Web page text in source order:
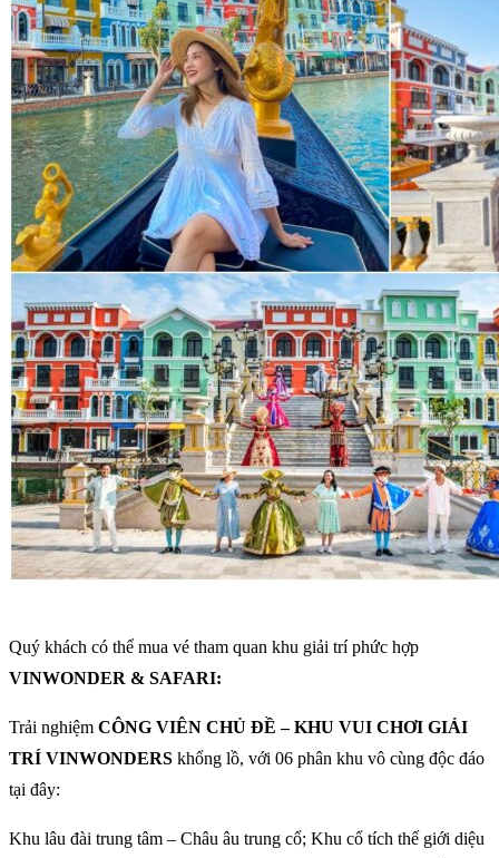
Quý khách có thể mua vé tham quan khu giải trí phức hợp
VINWONDER & SAFARI:
Trải nghiệm CÔNG VIÊN CHỦ ĐỀ – KHU VUI CHƠI GIẢI
TRÍ VINWONDERS khổng lồ, với 06 phân khu vô cùng độc đáo
tại đây:
Khu lâu đài trung tâm – Châu âu trung cổ; Khu cổ tích thế giới diệu